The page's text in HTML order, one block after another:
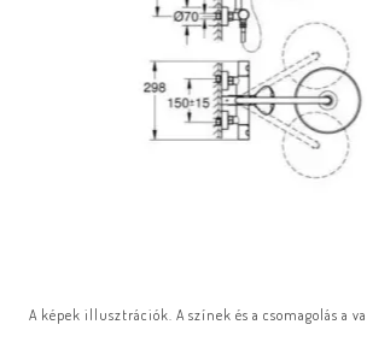
A képek illusztrációk. A színek és a csomagolás a